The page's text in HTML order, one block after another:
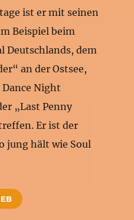
ist er mit seinen
Beispiel beim
Deutschlands, dem
an der Ostsee,
Night
„Last Penny
Er ist der
jung hält wie Soul